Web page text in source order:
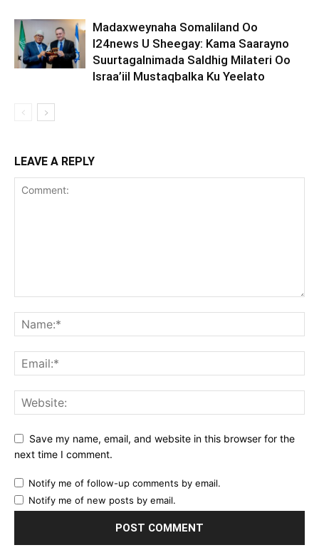
Madaxweynaha Somaliland Oo
I24news U Sheegay: Kama Saarayno
Suurtagalnimada Saldhig Milateri Oo
Israa’iil Mustaqbalka Ku Yeelato
LEAVE A REPLY
Save my name, email, and website in this browser for the
next time I comment.
Notify me of follow-up comments by email.
Notify me of new posts by email.